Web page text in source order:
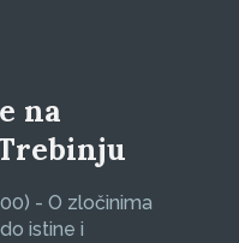
na
- O zločinima
istine i